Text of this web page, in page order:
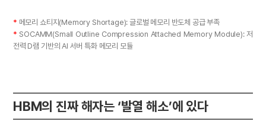
* 메모리 쇼티지(Memory Shortage): 글로벌 메모리 반도체 공급 부족
* SOCAMM(Small Outline Compression Attached Memory Module): 저
전력 D램 기반의 AI 서버 특화 메모리 모듈
HBM의 진짜 해자는 ‘발열 해소’에 있다